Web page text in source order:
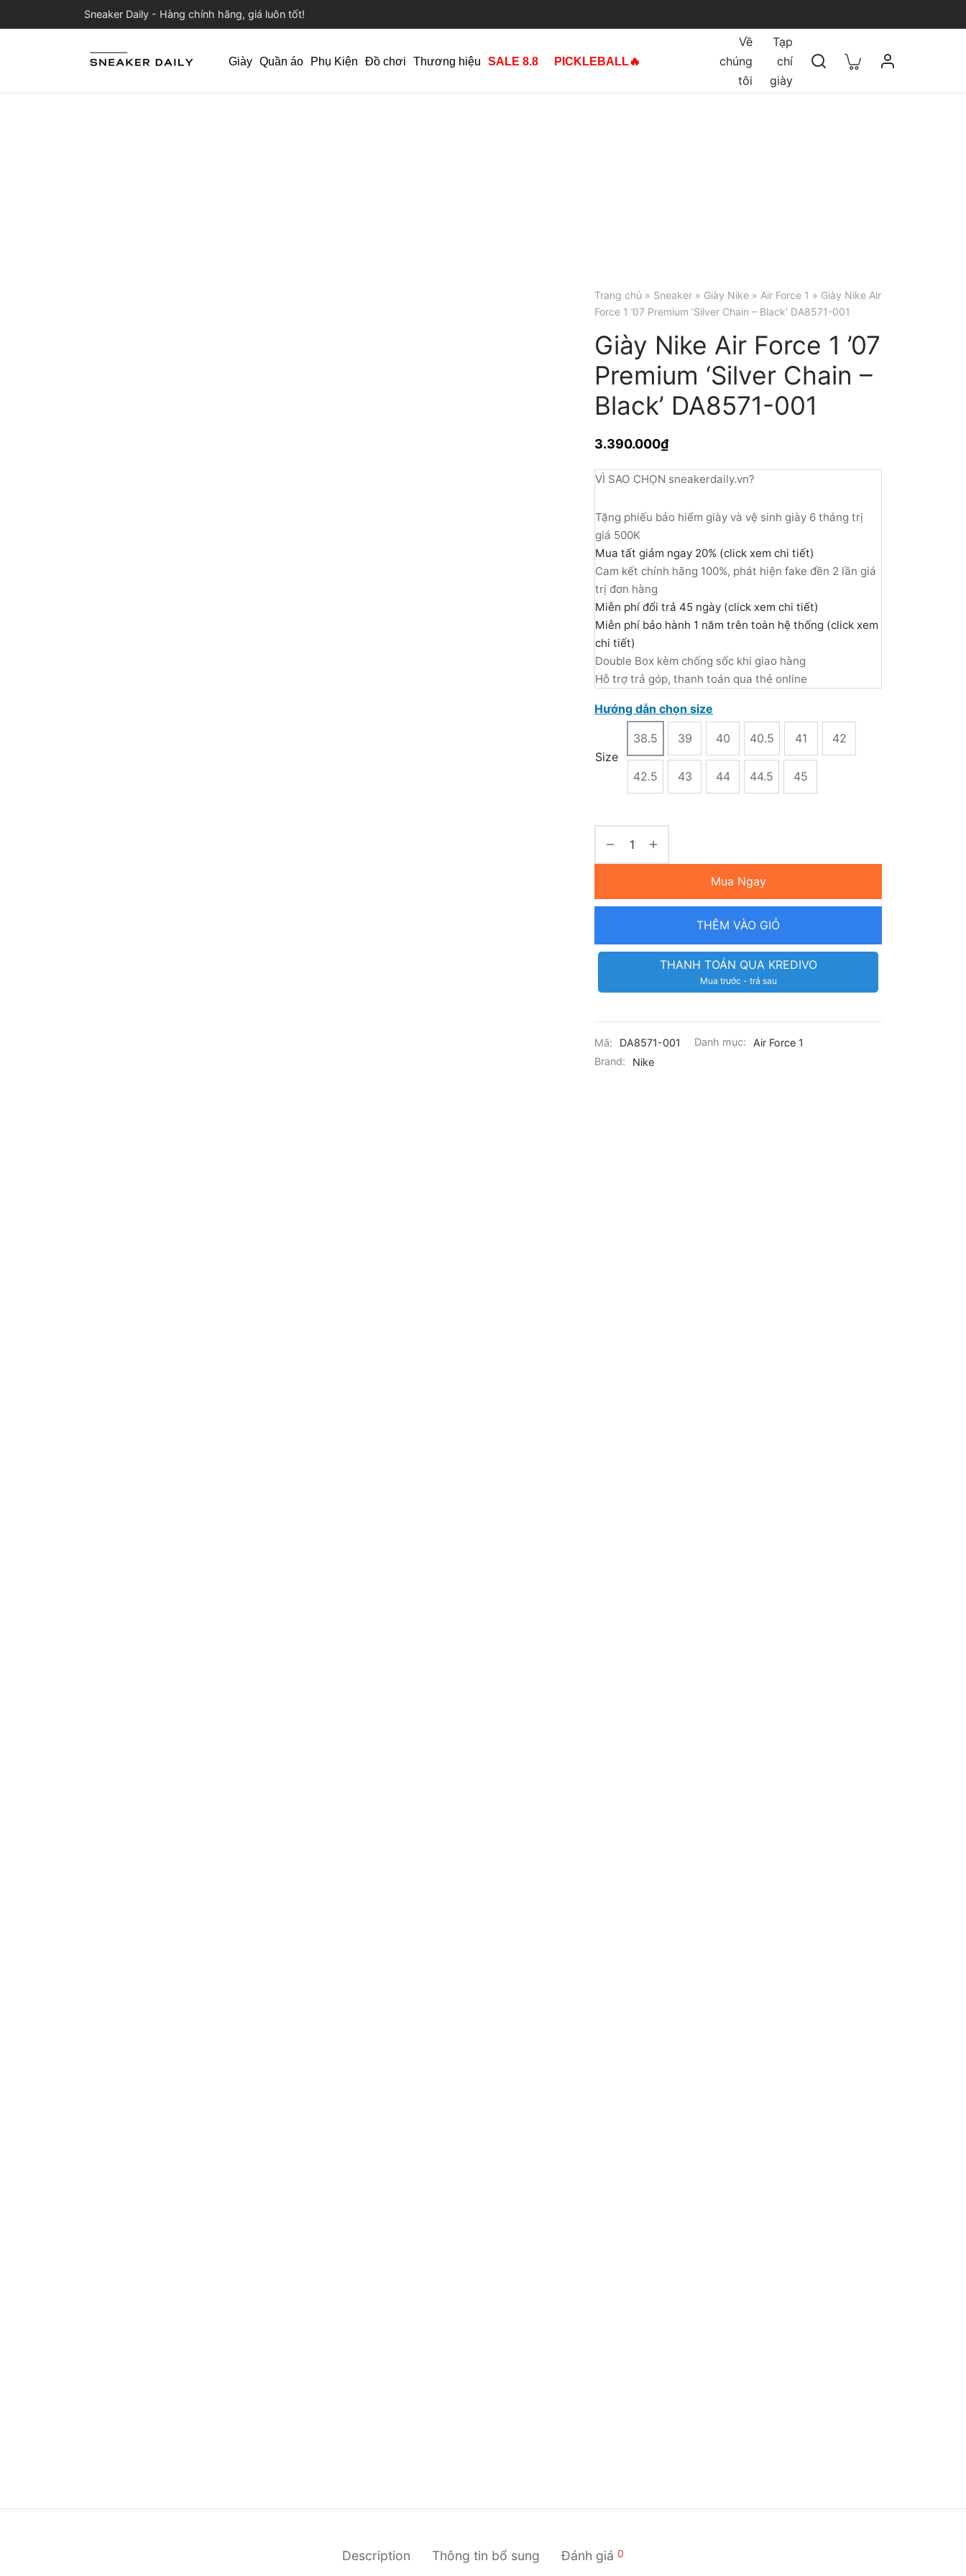
Sneaker Daily - Hàng chính hãng, giá luôn tốt!
Giày Quần áo Phụ Kiện Đồ chơi Thương hiệu SALE 8.8 PICKLEBALL🔥
Về
chúng
tôi
Tạp
chí
giày
Trang chủ » Sneaker » Giày Nike » Air Force 1 » Giày Nike Air
Force 1 ’07 Premium ‘Silver Chain – Black’ DA8571-001
Giày Nike Air Force 1 ’07
Premium ‘Silver Chain –
Black’ DA8571-001
3.390.000₫
VÌ SAO CHỌN sneakerdaily.vn?
Tặng phiếu bảo hiểm giày và vệ sinh giày 6 tháng trị
giá 500K
Mua tất giảm ngay 20% (click xem chi tiết)
Cam kết chính hãng 100%, phát hiện fake đền 2 lần giá
trị đơn hàng
Miễn phí đổi trả 45 ngày (click xem chi tiết)
Miễn phí bảo hành 1 năm trên toàn hệ thống (click xem
chi tiết)
Double Box kèm chống sốc khi giao hàng
Hỗ trợ trả góp, thanh toán qua thẻ online
Hướng dẫn chọn size
Size
38.5 39 40 40.5 41 42
42.5 43 44 44.5 45
Mua Ngay
THÊM VÀO GIỎ
THANH TOÁN QUA KREDIVO
Mua trước - trả sau
Mã: DA8571-001 Danh mục:
Air Force 1
Brand:
Nike
Description Thông tin bổ sung Đánh giá 0